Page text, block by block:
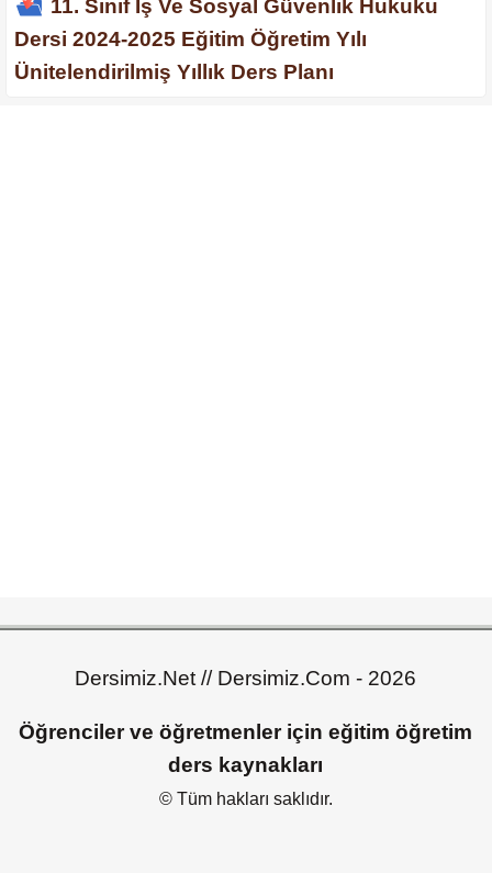
11. Sınıf İş Ve Sosyal Güvenlik Hukuku
Dersi 2024-2025 Eğitim Öğretim Yılı
Ünitelendirilmiş Yıllık Ders Planı
Dersimiz.Net // Dersimiz.Com - 2026
Öğrenciler ve öğretmenler için eğitim öğretim
ders kaynakları
© Tüm hakları saklıdır.